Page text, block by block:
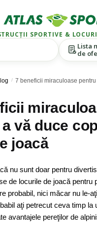
SPORTIVE &
Lista
de
/ 7 beneficii miraculoase pentru a vă
vă duce
joacă
nu sunt doar pentru
de locurile de joacă pentru
probabil, nici măcar nu le-
aţi petrecut ceva timp la
avantajele pereţilor de